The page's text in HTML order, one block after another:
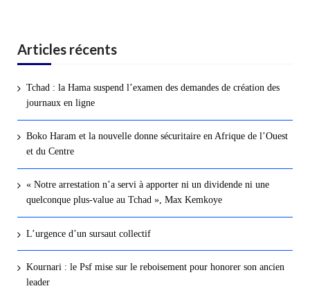
Articles récents
Tchad : la Hama suspend l’examen des demandes de création des
journaux en ligne
Boko Haram et la nouvelle donne sécuritaire en Afrique de l’Ouest
et du Centre
« Notre arrestation n’a servi à apporter ni un dividende ni une
quelconque plus-value au Tchad », Max Kemkoye
L’urgence d’un sursaut collectif
Kournari : le Psf mise sur le reboisement pour honorer son ancien
leader